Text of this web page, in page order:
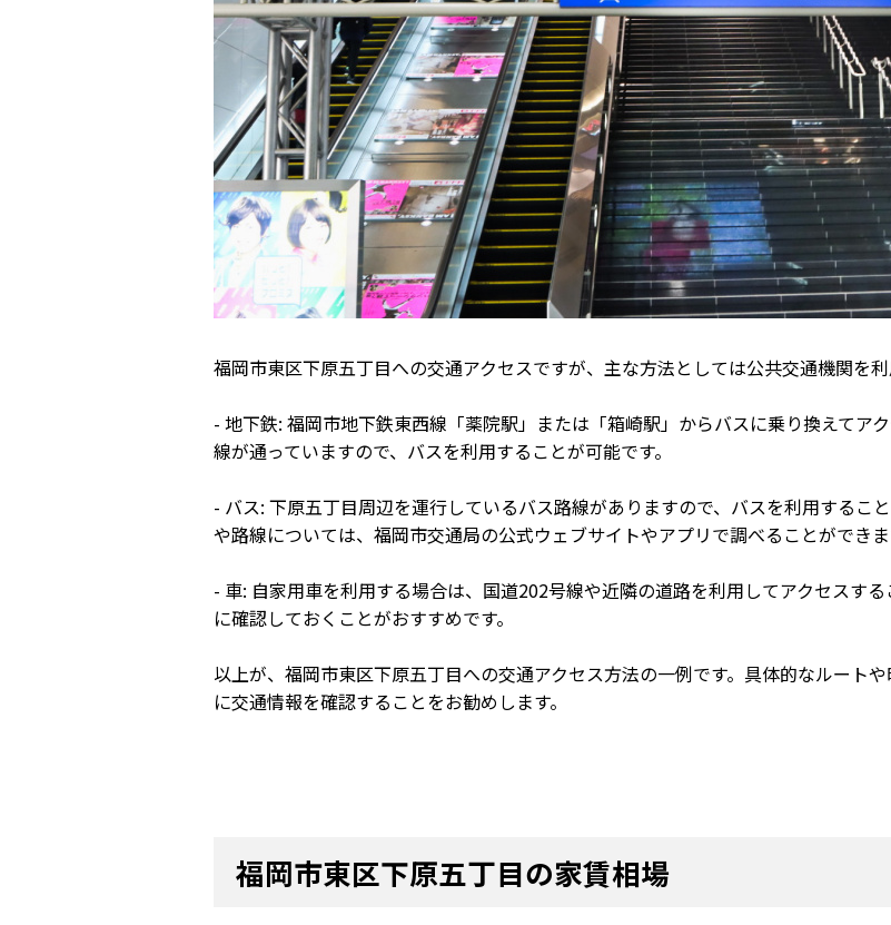
福岡市東区下原五丁目への交通アクセスですが、主な方法としては公共交通機関を利
- 地下鉄: 福岡市地下鉄東西線「薬院駅」または「箱崎駅」からバスに乗り換えてア
線が通っていますので、バスを利用することが可能です。
- バス: 下原五丁目周辺を運行しているバス路線がありますので、バスを利用するこ
や路線については、福岡市交通局の公式ウェブサイトやアプリで調べることができま
- 車: 自家用車を利用する場合は、国道202号線や近隣の道路を利用してアクセスす
に確認しておくことがおすすめです。
以上が、福岡市東区下原五丁目への交通アクセス方法の一例です。具体的なルート
に交通情報を確認することをお勧めします。
福岡市東区下原五丁目の家賃相場